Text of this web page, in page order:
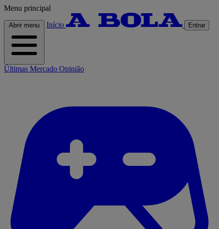
Menu principal
Abrir menu Início Entrar
Últimas Mercado Opinião